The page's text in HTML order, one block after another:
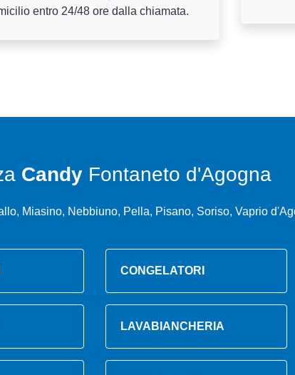
entro 24/48 ore dalla chiamata.
Candy Fontaneto d'Agogna
Miasino, Nebbiuno, Pella, Pisano, Soriso, Vaprio
CONGELATORI
LAVABIANCHERIA